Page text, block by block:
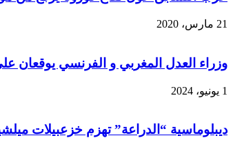
21 مارس، 2020
وزراء العدل المغربي و الفرنسي يوقعان
1 يونيو، 2024
ديبلوماسية “الدراعة” تهزم خزعبيلات